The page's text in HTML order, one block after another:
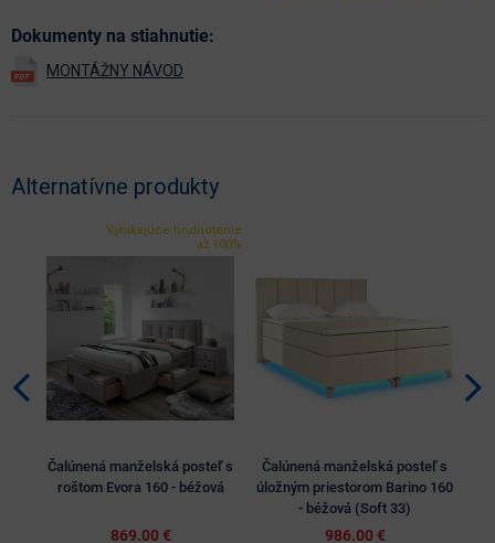
Dokumenty na stiahnutie:
Alternatívne produkty
Vynikajúce hodnotenie
až 100%
Čalúnená manželská posteľ s
roštom Evora 160 - béžová
869.00 €
Čalúnená manželská posteľ s
úložným priestorom Barino 160
- béžová (Soft 33)
986.00 €